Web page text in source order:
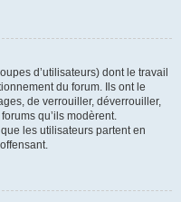
d’utilisateurs) dont le travail
du forum. Ils ont le
de verrouiller, déverrouiller,
qu’ils modèrent.
les utilisateurs partent en